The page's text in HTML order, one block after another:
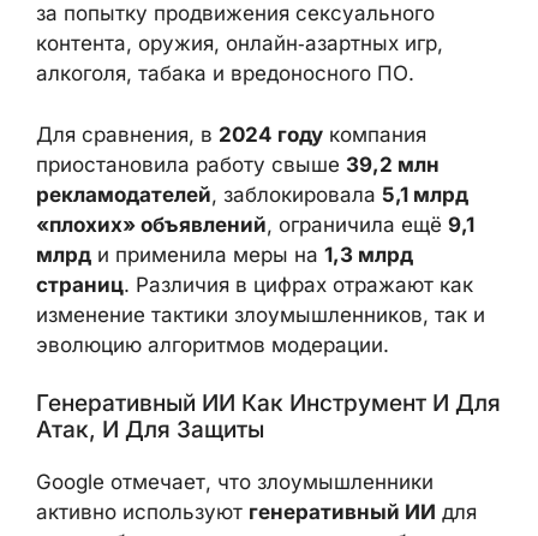
млн аккаунтов, связанных с
мошенничеством или мошеннической
активностью. Дополнительно4,8 млрд
показу, а более 480 млн веб-страниц
подверглись санкциям за попытку
продвижения сексуального контента,
оружия, онлайн‑азартных игр, алкоголя,
табака и вредоносного ПО.
Для сравнения, в2024 годукомпания
приостановила работу свыше39,2 млн
«плохих» объявлений, ограничила ещё 9,1
млрди применила меры на
изменение тактики злоумышленников, так
и эволюцию алгоритмов модерации.